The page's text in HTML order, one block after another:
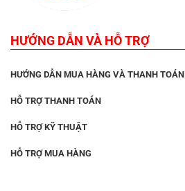
HƯỚNG DẪN VÀ HỖ TRỢ
HƯỚNG DẪN MUA HÀNG VÀ THANH TOÁN
HỖ TRỢ THANH TOÁN
HỖ TRỢ KỸ THUẬT
HỖ TRỢ MUA HÀNG